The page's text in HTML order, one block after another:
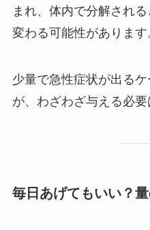
まれ、体内で分解され
変わる可能性があります
少量で急性症状が出る
が、わざわざ与える必要
毎日あげてもいい？